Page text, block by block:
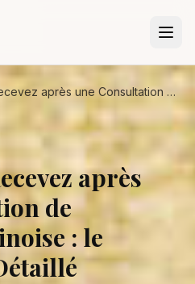
Ce que vous Recevez après une Consultation de Diététique Chinoise : le Programme Détaillé
après
de
: le